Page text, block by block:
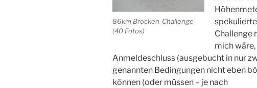
86km Brocken-Challenge
(40 Fotos)
Challenge
mich
Anmeldeschluss (ausgebucht in nur
genannten Bedingungen nicht eben
können (oder müssen – je nach